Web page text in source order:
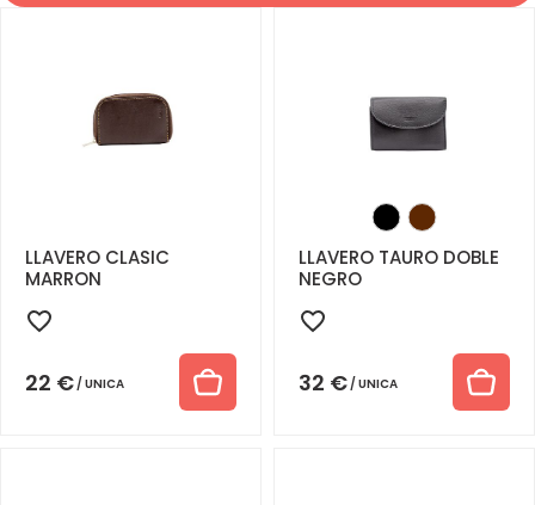
LLAVERO CLASIC
MARRON
22 € UNICA
LLAVERO TAURO DOBLE
NEGRO
32 € UNICA